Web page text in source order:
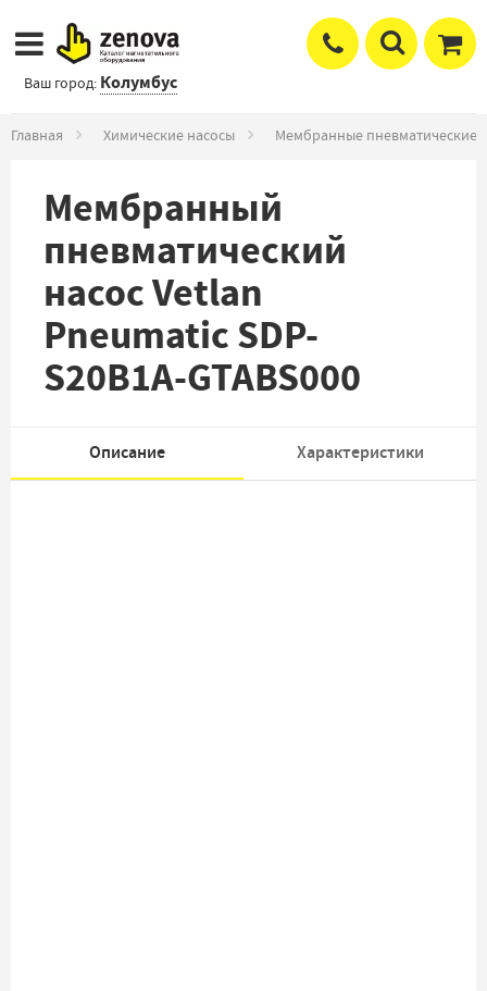
Ваш город: Колумбус
Главная Химические насосы Мембранные пневматические
Мембранный
пневматический
насос Vetlan
Pneumatic SDP-
S20B1A-GTABS000
Описание Характеристики